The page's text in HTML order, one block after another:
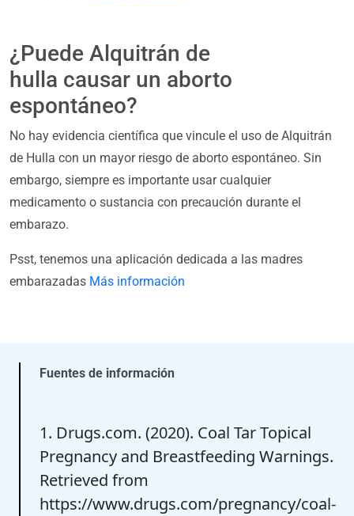
¿Puede Alquitrán de
hulla causar un aborto
espontáneo?
No hay evidencia científica que vincule el uso de Alquitrán
de Hulla con un mayor riesgo de aborto espontáneo. Sin
embargo, siempre es importante usar cualquier
medicamento o sustancia con precaución durante el
embarazo.
Psst, tenemos una aplicación dedicada a las madres
embarazadas Más información
Fuentes de información
1. Drugs.com. (2020). Coal Tar Topical
Pregnancy and Breastfeeding Warnings.
Retrieved from
https://www.drugs.com/pregnancy/coal-